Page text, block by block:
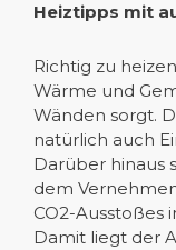
Heiztipps mit
Richtig zu
Wärme und
Wänden sorgt.
natürlich auch
Darüber hinaus
dem
CO2-Ausstoßes
Damit liegt der